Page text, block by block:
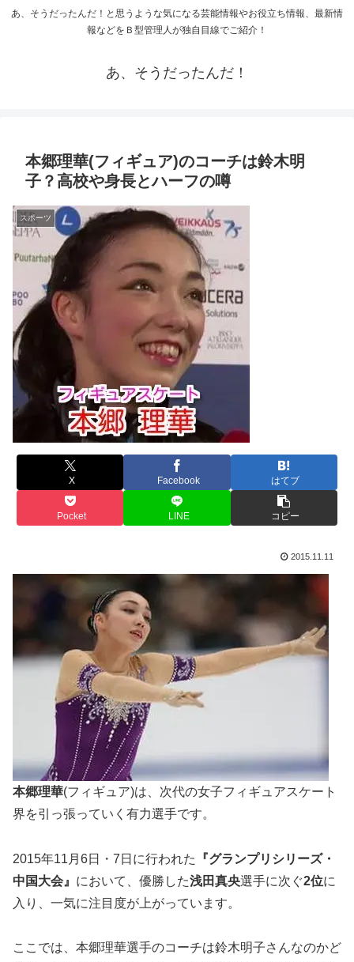
あ、そうだったんだ！と思うような気になる芸能情報やお役立ち情報、最新情
報などをＢ型管理人が独自目線でご紹介！
あ、そうだったんだ！
本郷理華(フィギュア)のコーチは鈴木明
子？高校や身長とハーフの噂
スポーツ
X Facebook はてブ
Pocket LINE コピー
2015.11.11
本郷理華(フィギュア)は、次代の女子フィギュアスケート
界を引っ張っていく有力選手です。
2015年11月6日・7日に行われた
『グランプリシリーズ・
中国大会』 において、優勝した浅田真央選手に次ぐ2位に
入り、一気に注目度が上がっています。
ここでは、本郷理華選手のコーチは鈴木明子さんなのかど